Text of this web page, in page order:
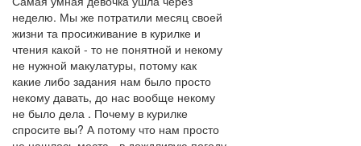
неделю. Мы же потратили месяц своей
жизни та просиживание в курилке и
чтения какой - то не понятной и некому
не нужной макулатуры, потому как
какие либо задания нам было просто
некому давать, до нас вообще некому
не было дела . Почему в курилке
спросите вы? А потому что нам просто